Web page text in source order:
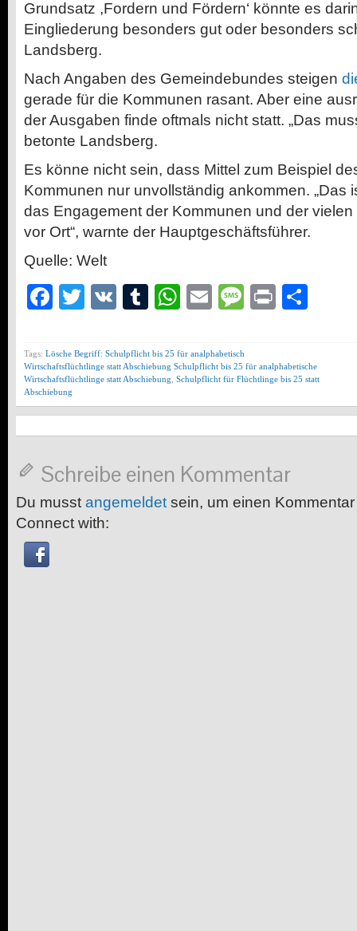
Grundsatz ,Fordern und Fördern‘ könnte es
Eingliederung besonders gut oder besonders
Landsberg.
Nach Angaben des Gemeindebundes steigen
gerade für die Kommunen rasant. Aber eine
der Ausgaben finde oftmals nicht statt. „Das
betonte Landsberg.
Es könne nicht sein, dass Mittel zum Beispiel
Kommunen nur unvollständig ankommen. „Das
das Engagement der Kommunen und der
vor Ort“, warnte der Hauptgeschäftsführer.
Quelle: Welt
Facebook
Twitter
VK Tumblr
WhatsApp
EmailMessage
Print
Tags: Lösche Begriff: Schulpflicht bis 25 für analphabetisch
Wirtschaftsflüchtlinge statt Abschiebung Schulpflicht bis 25 für analphabetische
Wirtschaftsflüchtlinge statt Abschiebung Schulpflicht für Flüchtlinge bis 25 statt
Abschiebung
Schreibe einen Kommentar
Du musst angemeldet sein, um einen
Connect with: